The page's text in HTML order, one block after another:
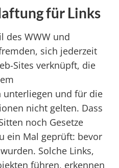
für Links
des WWW und
sich jederzeit
Sites verknüpft, die
unterliegen und für die
nicht gelten. Dass
noch Gesetze
ein Mal geprüft: bevor
Solche Links,
führen, erkennen